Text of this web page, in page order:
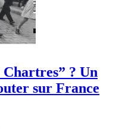
? Un
sur France